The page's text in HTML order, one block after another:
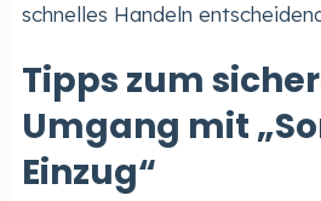
schnelles Handeln
Tipps zum
Umgang mit
Einzug“